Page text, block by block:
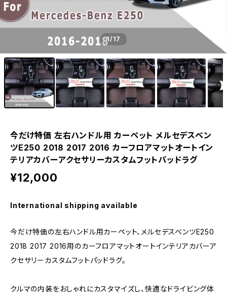
1/17
今だけ特価 左右ハンドル用 カーペット メルセデスベン
ツE250 2018 2017 2016 カーフロアマットオートイン
テリアカバーアクセサリーカスタムフットパッドラグ
¥12,000
International shipping available
今だけ特価の左右ハンドル用カーペット、メルセデスベンツE250
2018 2017 2016用のカーフロアマットオートインテリアカバーア
クセサリーカスタムフットパッドラグ。
クルマの内装をおしゃれにカスタマイズし、快適なドライビング体